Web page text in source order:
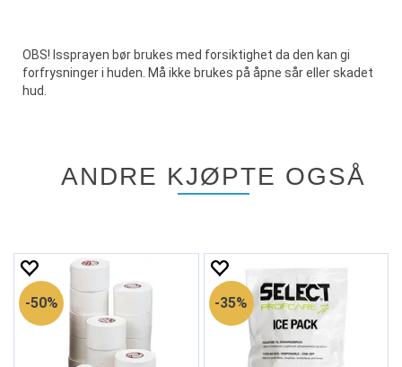
OBS! Issprayen bør brukes med forsiktighet da den kan gi
forfrysninger i huden. Må ikke brukes på åpne sår eller skadet
hud.
ANDRE KJØPTE OGSÅ
50% 35%